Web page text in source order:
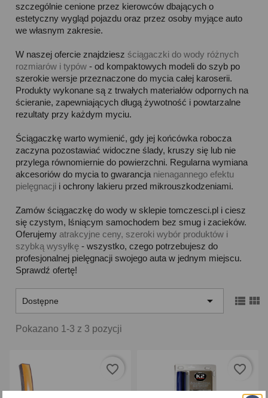
szczególnie cenione przez kierowców dbających o
estetyczny wygląd pojazdu oraz przez osoby myjące auto
we własnym zakresie.
W naszej ofercie znajdzieszściągaczki do wody różnych
rozmiarów i typów - od kompaktowych modeli do szyb po
szerokie wersje przeznaczone do mycia całej karoserii.
Produkty wykonane są z trwałych materiałów odpornych na
ścieranie, zapewniających długą żywotność i powtarzalne
rezultaty przy każdym myciu.
Ściągaczkę warto wymienić, gdy jej końcówka robocza
zaczyna pozostawiać widoczne ślady, kruszy się lub nie
przylega równomiernie do powierzchni. Regularna wymiana
akcesoriów do mycia to gwarancja nienagannego efektu
pielęgnacji i ochrony lakieru przed mikrouszkodzeniami.
Zamów ściągaczkę do wody w sklepie tomczesci.pl i ciesz
się czystym, lśniącym samochodem bez smug i zacieków.
Oferujemy atrakcyjne ceny, szeroki wybór produktów i
szybką wysyłkę - wszystko, czego potrzebujesz do
profesjonalnej pielęgnacji swojego auta w jednym miejscu.
Sprawdź ofertę!
Dostępne   
Pokazano 1-3 z 3 pozycji
favorite_border favorite_border